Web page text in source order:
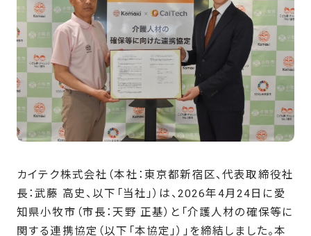
カイテク株式会社（本社：東京都新宿区、代表取締役社
長：武藤 高史、以下「当社」）は、2026年4月24日に愛
知県小牧市（市長：天野 正基）と「介護人材の確保等に
関する連携協定（以下「本協定」）」を締結しました。本